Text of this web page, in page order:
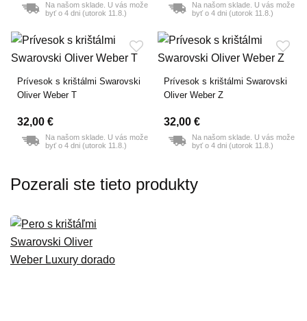
Na našom sklade. U vás može
byť o 4 dni (utorok 11.8.)
Na našom sklade. U vás može
byť o 4 dni (utorok 11.8.)
Prívesok s krištálmi Swarovski
Oliver Weber T
32,00 €
Na našom sklade. U vás može
byť o 4 dni (utorok 11.8.)
Prívesok s krištálmi Swarovski
Oliver Weber Z
32,00 €
Na našom sklade. U vás može
byť o 4 dni (utorok 11.8.)
Pozerali ste tieto produkty